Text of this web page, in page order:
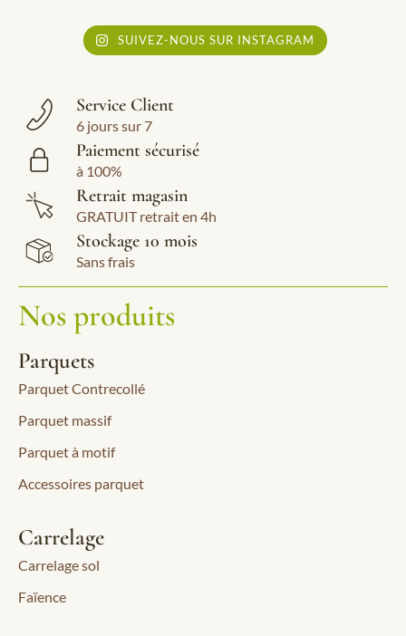
SUIVEZ-NOUS SUR INSTAGRAM
Service Client
6 jours sur 7
Paiement sécurisé
à 100%
Retrait magasin
GRATUIT retrait en 4h
Stockage 10 mois
Sans frais
Nos produits
Parquets
Parquet Contrecollé
Parquet massif
Parquet à motif
Accessoires parquet
Carrelage
Carrelage sol
Faïence